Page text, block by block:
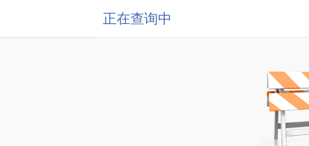
正在查询中